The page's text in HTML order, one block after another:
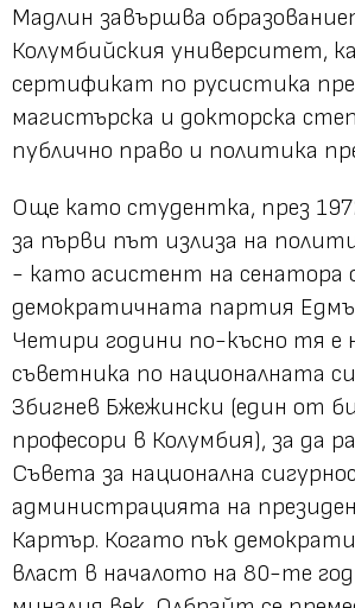
Мадлин завършва
Колумбийския университет,
сертификат по русистика
магистърска и докторска
публично право и политика
Още като студентка, през
за първи път излиза на
- като асистент на сенатора
демократичната партия
Четири години по-късно тя е
съветника по националната
Збигнев Бжежински (един от
професори в Колумбия), за да
Съвета за национална
администрацията на
Картър. Когато пък
власт в началото на 80-те